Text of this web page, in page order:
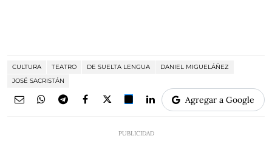
CULTURA TEATRO DE SUELTA LENGUA
DANIEL MIGUELÁÑEZ
JOSÉ SACRISTÁN
Agregar a Google